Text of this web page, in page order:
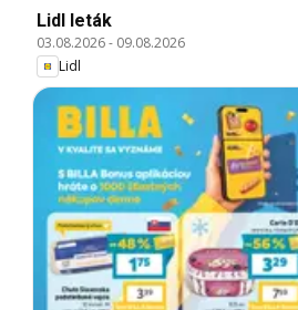
Lidl leták
03.08.2026- 09.08.2026
Lidl